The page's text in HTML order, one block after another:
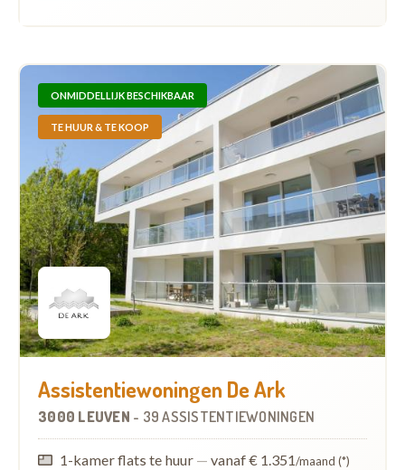
ONMIDDELLIJK BESCHIKBAAR
TE HUUR & TE KOOP
Assistentiewoningen De Ark
3000 LEUVEN - 39 ASSISTENTIEWONINGEN
1-kamer flats te huur — vanaf € 1.351/maand (*)